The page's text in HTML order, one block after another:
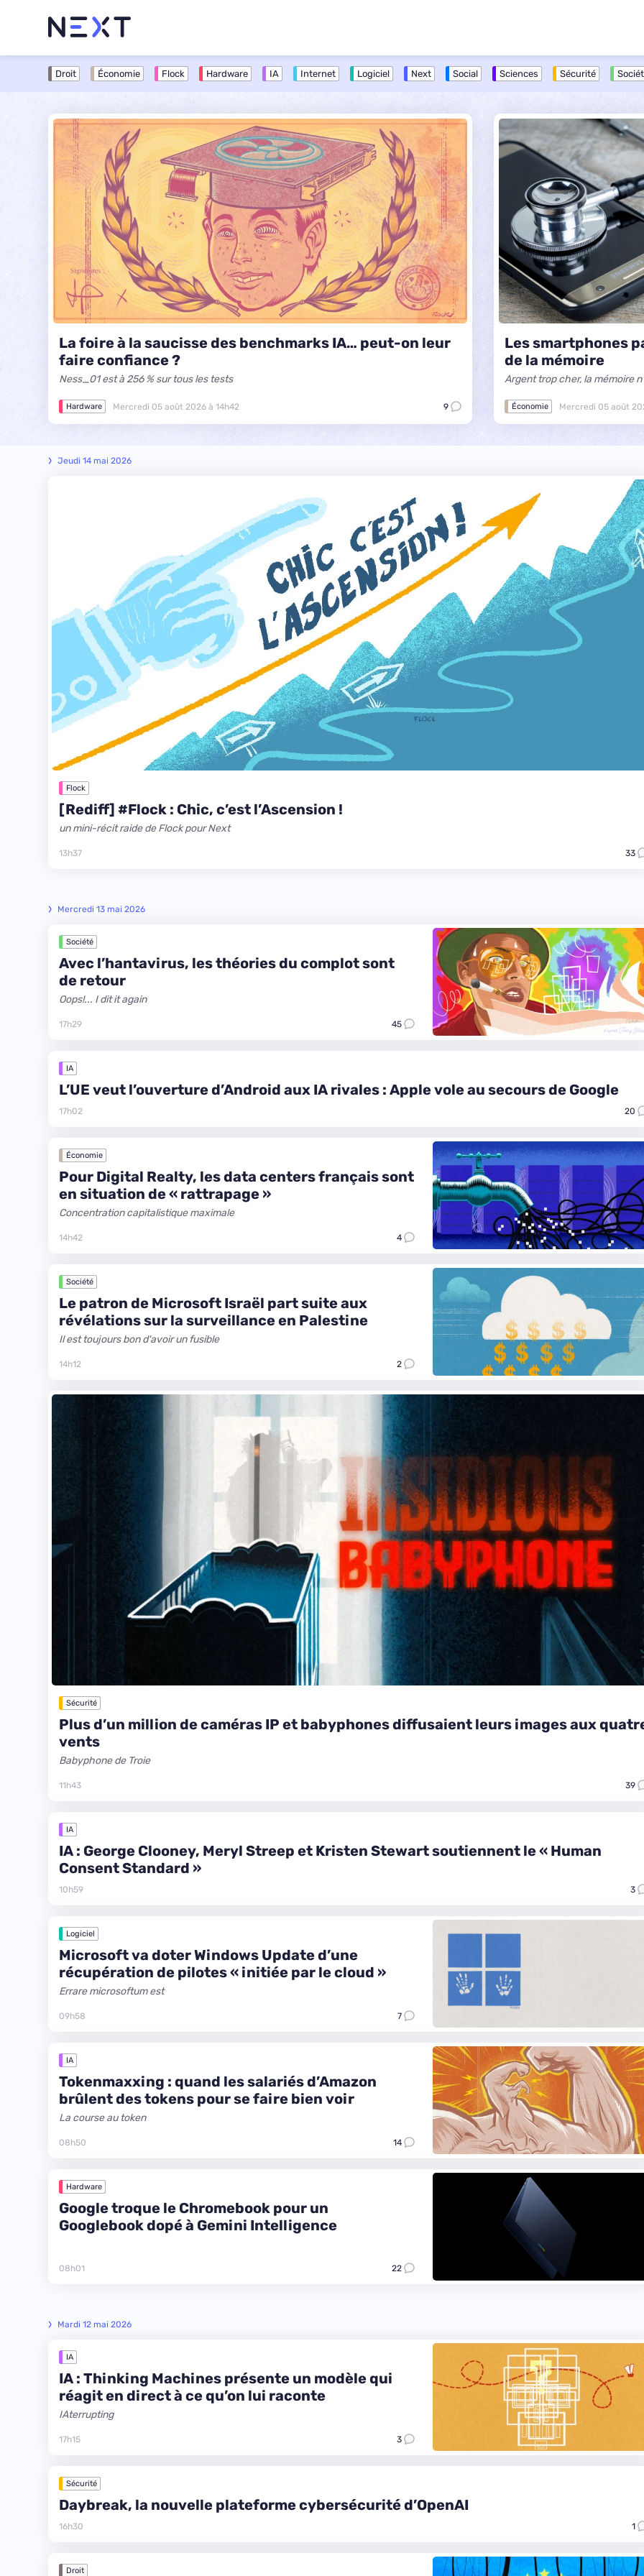
Droit Économie Flock Hardware IA Internet Logiciel Next Social Sciences Sécurité
La foire à la saucisse des benchmarks IA… peut-on leur
faire confiance ?
Ness_01 est à 256 % sur tous les tests
Hardware Mercredi 05 août 2026 à 14h42 9
Les smartphones
de la mémoire
Argent trop cher, la mémoire
Économie Mercredi 05 août
Jeudi 14 mai 2026
Flock
[Rediff] #Flock : Chic, c’est l’Ascension !
un mini-récit raide de Flock pour Next
13h37 33
Mercredi 13 mai 2026
Société
Avec l’hantavirus, les théories du complot sont
de retour
Oops!... I dit it again
17h29 45
IA
L’UE veut l’ouverture d’Android aux IA rivales : Apple vole au secours de Google
17h02 20
Économie
Pour Digital Realty, les data centers français sont
en situation de « rattrapage »
Concentration capitalistique maximale
14h42 4
Société
Le patron de Microsoft Israël part suite aux
révélations sur la surveillance en Palestine
Il est toujours bon d'avoir un fusible
14h12 2
Sécurité
Plus d’un million de caméras IP et babyphones diffusaient leurs images aux
vents
Babyphone de Troie
11h43 39
IA
IA : George Clooney, Meryl Streep et Kristen Stewart soutiennent le « Human
Consent Standard »
10h59 3
Logiciel
Microsoft va doter Windows Update d’une
récupération de pilotes « initiée par le cloud »
Errare microsoftum est
09h58 7
IA
Tokenmaxxing : quand les salariés d’Amazon
brûlent des tokens pour se faire bien voir
La course au token
08h50 14
Hardware
Google troque le Chromebook pour un
Googlebook dopé à Gemini Intelligence
08h01 22
Mardi 12 mai 2026
IA
IA : Thinking Machines présente un modèle qui
réagit en direct à ce qu’on lui raconte
IAterrupting
17h15 3
Sécurité
Daybreak, la nouvelle plateforme cybersécurité d’OpenAI
16h30 1
Droit